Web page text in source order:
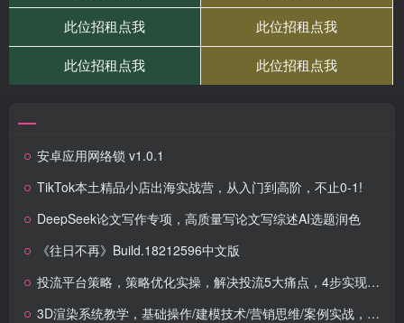
安卓应用网络锁 v1.0.1
TikTok本土精品小店出海实战营，从入门到高阶，不止0-1!
DeepSeek论文写作专项，高质量写论文写综述AI选题润色
《往日不再》Build.18212596中文版
投流平台策略，策略优化实操，解决投流5大痛点，4步实现精准引流
3D渲染系统教学，基础操作/建模技术/营销思维/案例实战，商业级产品效果图制作